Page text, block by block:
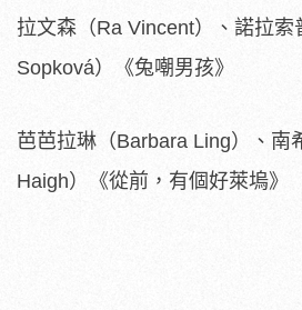
拉文森（Ra Vincent）、諾拉索
Sopková）《兔嘲男孩》
芭芭拉琳（Barbara Ling）、南
Haigh）《從前，有個好萊塢》